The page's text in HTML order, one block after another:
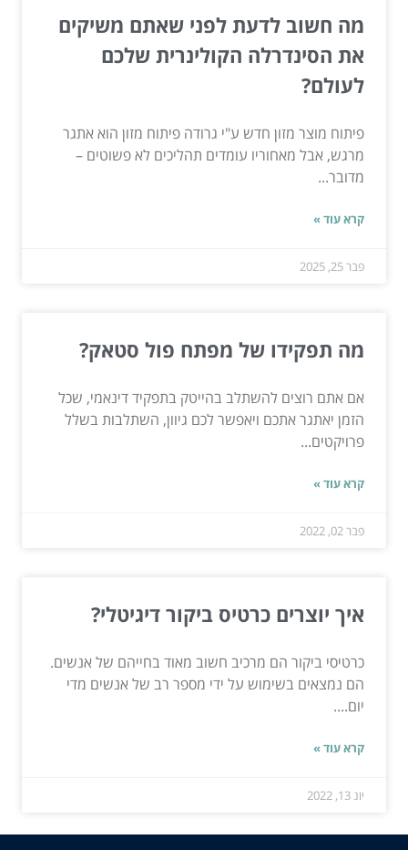
מה חשוב לדעת לפני שאתם משיקים
את הסינדרלה הקולינרית שלכם
לעולם?
פיתוח מוצר מזון חדש ע"י גרודה פיתוח מזון הוא אתגר
מרגש, אבל מאחוריו עומדים תהליכים לא פשוטים –
מדובר...
קרא עוד »
פבר 25, 2025
מה תפקידו של מפתח פול סטאק?
אם אתם רוצים להשתלב בהייטק בתפקיד דינאמי, שכל
הזמן יאתגר אתכם ויאפשר לכם גיוון, השתלבות בשלל
פרויקטים...
קרא עוד »
פבר 02, 2022
איך יוצרים כרטיס ביקור דיגיטלי?
כרטיסי ביקור הם מרכיב חשוב מאוד בחייהם של אנשים.
הם נמצאים בשימוש על ידי מספר רב של אנשים מדי
יום....
קרא עוד »
יונ 13, 2022